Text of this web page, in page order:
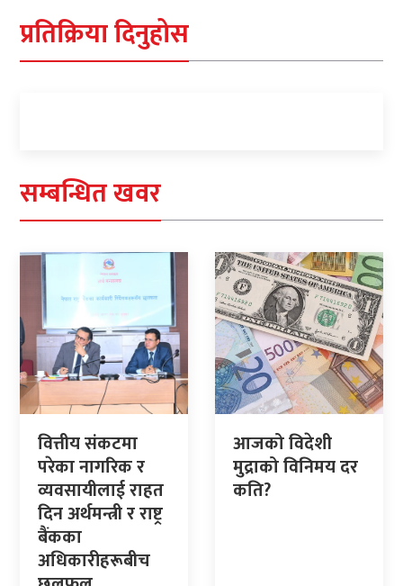
प्रतिक्रिया दिनुहोस
सम्बन्धित खवर
वित्तीय संकटमा
परेका नागरिक र
व्यवसायीलाई राहत
दिन अर्थमन्त्री र राष्ट्र
बैंकका
अधिकारीहरूबीच
आजको विदेशी
मुद्राको विनिमय दर
कति?